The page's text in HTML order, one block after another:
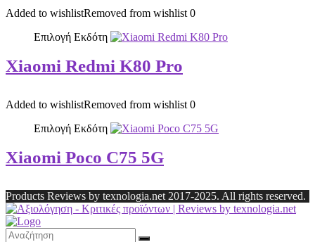
Added to wishlistRemoved from wishlist 0
Επιλογή Εκδότη
Xiaomi Redmi K80 Pro
Added to wishlistRemoved from wishlist 0
Επιλογή Εκδότη
Xiaomi Poco C75 5G
Products Reviews by texnologia.net 2017-2025. All rights reserved.